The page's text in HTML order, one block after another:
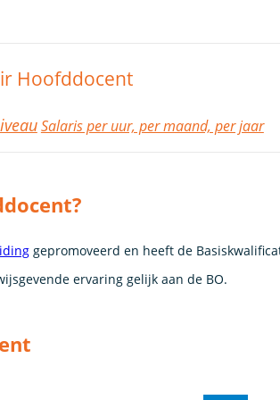
Hoofddocent
Salaris per uur, per maand, per jaar
gepromoveerd en heeft de
ervaring gelijk aan de BO.